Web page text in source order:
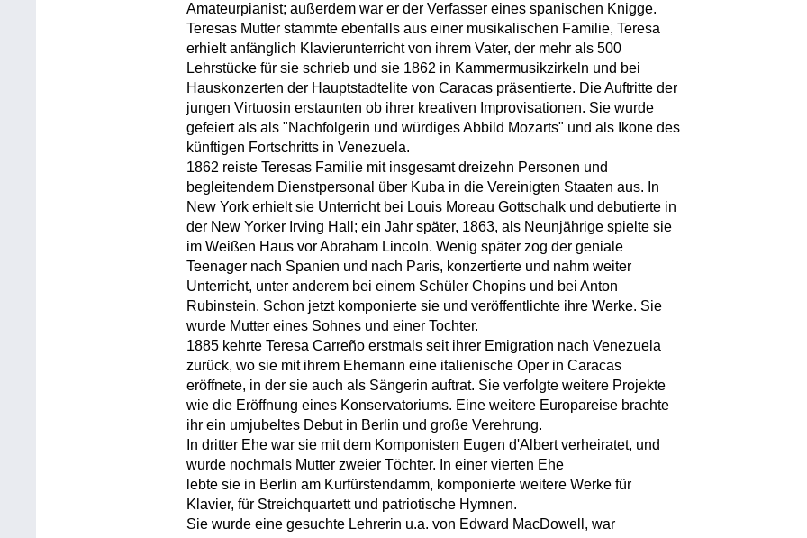
Amateurpianist; außerdem war er der Verfasser eines spanischen Knigge.
Teresas Mutter stammte ebenfalls aus einer musikalischen Familie, Teresa
erhielt anfänglich Klavierunterricht von ihrem Vater, der mehr als 500
Lehrstücke für sie schrieb und sie 1862 in Kammermusikzirkeln und bei
Hauskonzerten der Hauptstadtelite von Caracas präsentierte. Die Auftritte der
jungen Virtuosin erstaunten ob ihrer kreativen Improvisationen. Sie wurde
gefeiert als als "Nachfolgerin und würdiges Abbild Mozarts" und als Ikone des
künftigen Fortschritts in Venezuela.
1862 reiste Teresas Familie mit insgesamt dreizehn Personen und
begleitendem Dienstpersonal über Kuba in die Vereinigten Staaten aus. In
New York erhielt sie Unterricht bei Louis Moreau Gottschalk und debutierte in
der New Yorker Irving Hall; ein Jahr später, 1863, als Neunjährige spielte sie
im Weißen Haus vor Abraham Lincoln. Wenig später zog der geniale
Teenager nach Spanien und nach Paris, konzertierte und nahm weiter
Unterricht, unter anderem bei einem Schüler Chopins und bei Anton
Rubinstein. Schon jetzt komponierte sie und veröffentlichte ihre Werke. Sie
wurde Mutter eines Sohnes und einer Tochter.
1885 kehrte Teresa Carreño erstmals seit ihrer Emigration nach Venezuela
zurück, wo sie mit ihrem Ehemann eine italienische Oper in Caracas
eröffnete, in der sie auch als Sängerin auftrat. Sie verfolgte weitere Projekte
wie die Eröffnung eines Konservatoriums. Eine weitere Europareise brachte
ihr ein umjubeltes Debut in Berlin und große Verehrung.
In dritter Ehe war sie mit dem Komponisten Eugen d'Albert verheiratet, und
wurde nochmals Mutter zweier Töchter. In einer vierten Ehe
lebte sie in Berlin am Kurfürstendamm, komponierte weitere Werke für
Klavier, für Streichquartett und patriotische Hymnen.
Sie wurde eine gesuchte Lehrerin u.a. von Edward MacDowell, war